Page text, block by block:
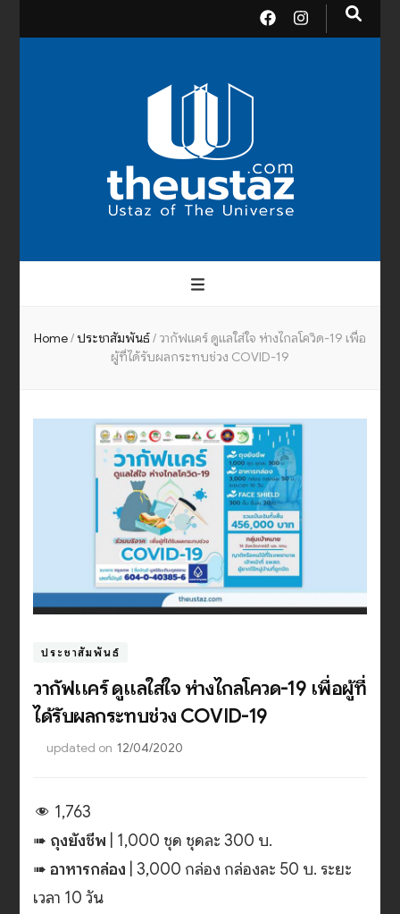
Home/ประชาสัมพันธ์/ วากัฟเเคร์ ดูเเลใส่ใจ ห่างไกลโควิด-19 เพื่อ
ผู้ที่ได้รับผลกระทบช่วง COVID-19
ประชาสัมพันธ์
วากัฟเเคร์ ดูเเลใส่ใจ ห่างไกลโควิด-19 เพื่อผู้ที่
ได้รับผลกระทบช่วง COVID-19
updated on 12/04/2020
1,763
➠ ถุงยังชีพ | 1,000 ชุด ชุดละ 300 บ.
➠อาหารกล่อง | 3,000 กล่อง กล่องละ 50 บ. ระยะ
เวลา 10 วัน